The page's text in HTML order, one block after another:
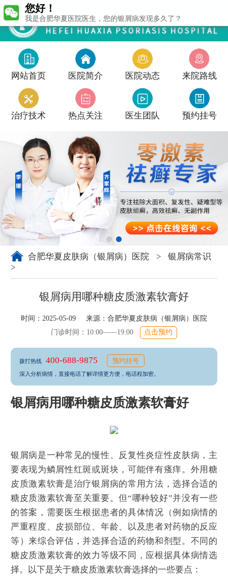
网站首页 医院简介 医院动态 来院路线
治疗技术 热点关注 医生团队 预约挂号
合肥华夏皮肤病（银屑病）医院 >
银屑病常识
>
银屑病用哪种糖皮质激素软膏好
时间：2025-05-09 来源： 合肥华夏皮肤病（银屑病）医院
门诊时间：10:00——19:00
点击预约
拨打热线 400-688-9875 预约挂号
深入分析病情，直接电话了解详情更方便，电话程加密。
银屑病用哪种糖皮质激素软膏好
银屑病是一种常见的慢性、反复性炎症性皮肤病，主
要表现为鳞屑性红斑或斑块，可能伴有瘙痒。外用糖
皮质激素软膏是治疗银屑病的常用方法，选择合适的
糖皮质激素软膏至关重要。但“哪种较好”并没有一些
的答案，需要医生根据患者的具体情况（例如病情的
严重程度、皮损部位、年龄、以及患者对药物的反应
等）来综合评估，并选择合适的药物和剂型。不同的
糖皮质激素软膏的效力等级不同，应根据具体病情选
择。以下是关于糖皮质激素软膏选择的一些要点：
您好！
我是合肥华夏医院医生，您的银屑病发现多久了？